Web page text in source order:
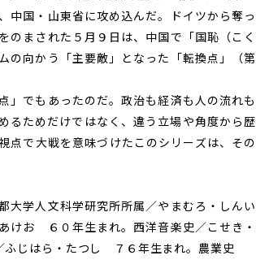
国・山東省に攻め込んだ。ドイツから奪っ
のまされた５月９日は、中国で「国恥（こく
の向かう「主要敵」となった「転換点」（第
でもあったのだ。政治も経済も人の流れも
るためだけではなく、違う立場や角度から歴
点で大戦を意味づけたこのシリーズは、その
学人文科学研究所所属／やまむろ・しんい
けお ６０年生まれ。西洋音楽史／こせき・
じはら・たつし ７６年生まれ。農業史